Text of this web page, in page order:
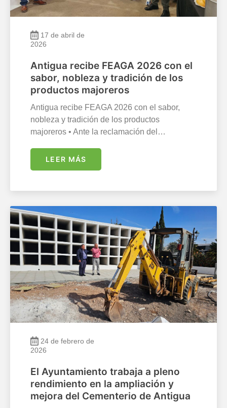
17 de abril de
2026
Antigua recibe FEAGA 2026 con el
sabor, nobleza y tradición de los
productos majoreros
Antigua recibe FEAGA 2026 con el sabor,
nobleza y tradición de los productos
majoreros • Ante la reclamación del…
LEER MÁS
24 de febrero de
2026
El Ayuntamiento trabaja a pleno
rendimiento en la ampliación y
mejora del Cementerio de Antigua